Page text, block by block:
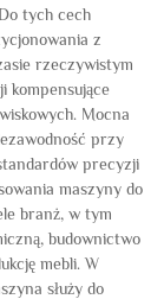
tych cech
z
rzeczywistym
kompensujące
Mocna
przy
precyzji
maszyny do
branż, w tym
budownictwo
mebli. W
służy do